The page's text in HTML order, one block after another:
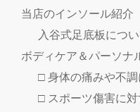
当店のインソール紹介
入谷式足底板につ
ボディケア＆パーソナ
□ 身体の痛みや不
□ スポーツ傷害に